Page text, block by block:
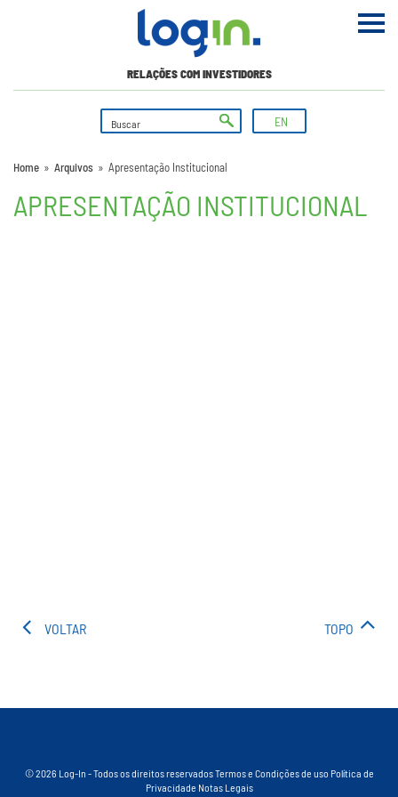
RELAÇÕES COM INVESTIDORES
EN
Home » Arquivos » Apresentação Institucional
APRESENTAÇÃO INSTITUCIONAL
VOLTAR TOPO
© 2026 Log-In - Todos os direitos reservadosTermos e Condições de uso Política de
Privacidade Notas Legais